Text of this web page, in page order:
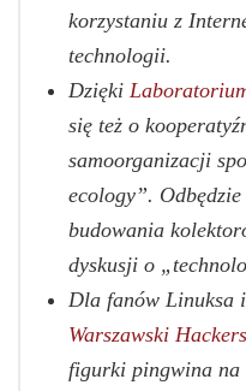
korzystaniu z
technologii.
Dzięki
się też o
samoorganizacji
ecology”.
budowania
dyskusji o
Dla fanów Linuksa
Warszawski
figurki pingwina na